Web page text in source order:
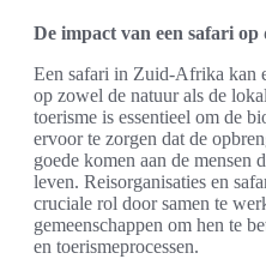
De impact van een safari
Een safari in Zuid-Afrika kan
op zowel de natuur als de
toerisme is essentieel om de
ervoor te zorgen dat de
goede komen aan de mensen
leven. Reisorganisaties en
cruciale rol door samen te
gemeenschappen om hen te
en toerismeprocessen.